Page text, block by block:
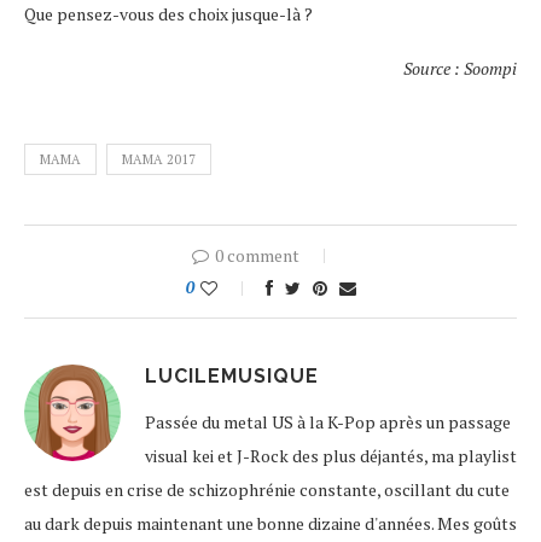
Que pensez-vous des choix jusque-là ?
Source : Soompi
MAMA MAMA 2017
0 comment
0
LUCILEMUSIQUE
Passée du metal US à la K-Pop après un passage
visual kei et J-Rock des plus déjantés, ma playlist
est depuis en crise de schizophrénie constante, oscillant du cute
au dark depuis maintenant une bonne dizaine d'années. Mes goûts